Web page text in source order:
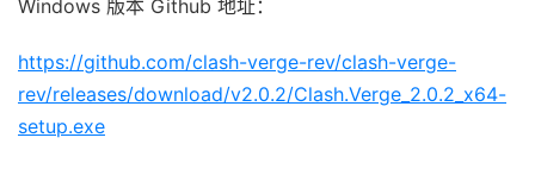
Windows 版本 Github 地址：
https://github.com/clash-verge-rev/clash-verge-
rev/releases/download/v2.0.2/Clash.Verge_2.0.2_x64-
setup.exe